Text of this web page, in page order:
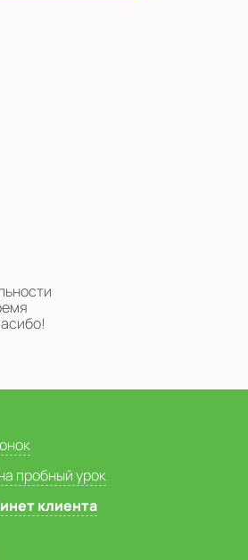
пробный урок
клиента